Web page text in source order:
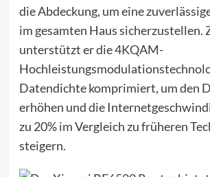
die Abdeckung, um eine
im gesamten Haus sicherzustellen.
unterstützt er die 4KQAM-
Datendichte komprimiert, um den
erhöhen und die
zu 20% im Vergleich zu früheren
steigern.